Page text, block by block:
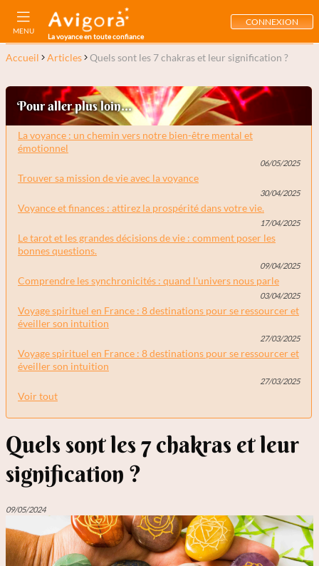
MENU
La voyance en toute confiance
CONNEXION
Accueil Articles Quels sont les 7 chakras et leur signification ?
Pour aller plus loin...
La voyance : un chemin vers notre bien-être mental et
émotionnel
06/05/2025
Trouver sa mission de vie avec la voyance
30/04/2025
Voyance et finances : attirez la prospérité dans votre vie.
17/04/2025
Le tarot et les grandes décisions de vie : comment poser les
bonnes questions.
09/04/2025
Comprendre les synchronicités : quand l'univers nous parle
03/04/2025
Voyage spirituel en France : 8 destinations pour se ressourcer et
éveiller son intuition
27/03/2025
Voyage spirituel en France : 8 destinations pour se ressourcer et
éveiller son intuition
27/03/2025
Voir tout
Quels sont les 7 chakras et leur
signification ?
09/05/2024